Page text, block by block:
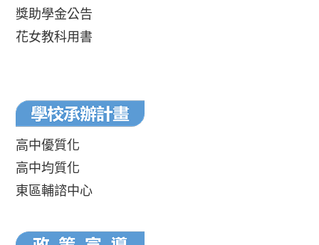
獎助學金公告
花女教科用書
高中優質化
高中均質化
東區輔諮中心